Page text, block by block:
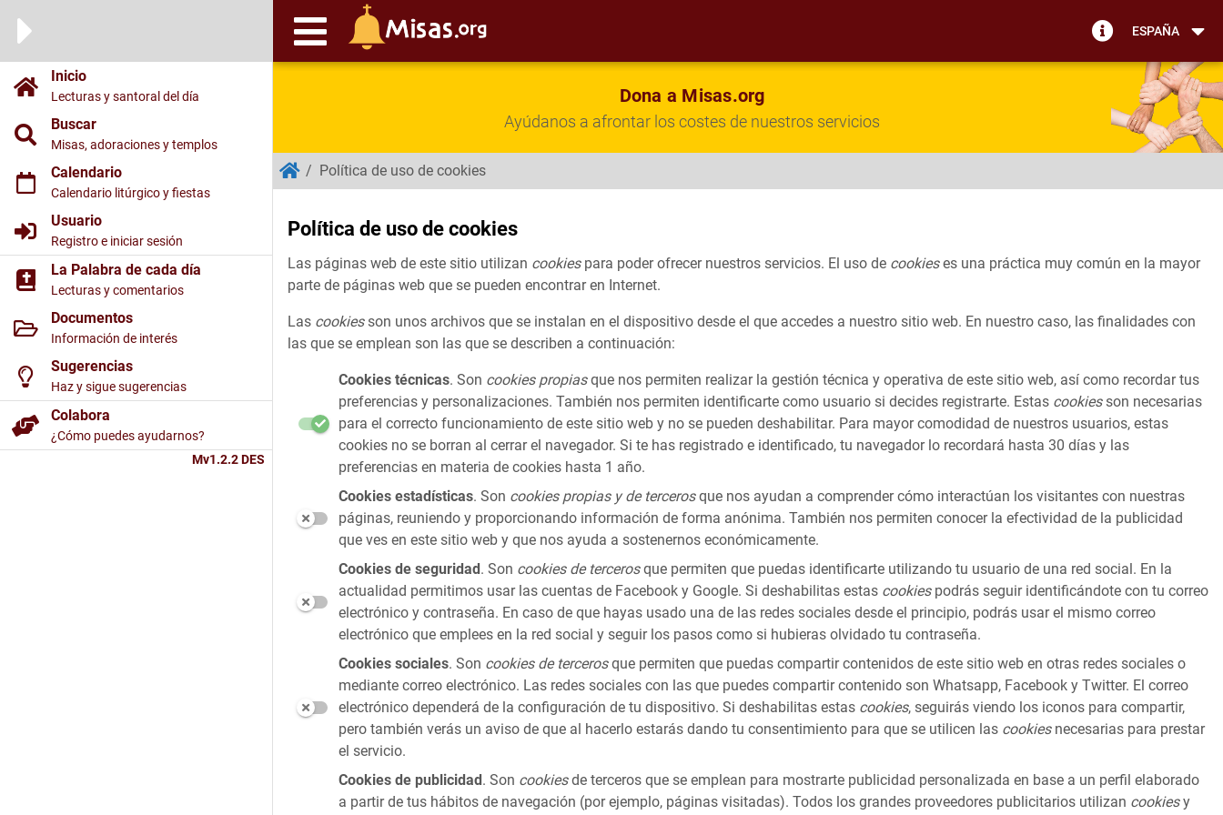
ESPAÑA
Inicio
Lecturas y santoral del día
Buscar
Misas, adoraciones y templos
Calendario
Calendario litúrgico y fiestas
Usuario
Registro e iniciar sesión
La Palabra de cada día
Lecturas y comentarios
Documentos
Información de interés
Sugerencias
Haz y sigue sugerencias
Colabora
¿Cómo puedes ayudarnos?
Mv1.2.2 DES
Dona a Misas.org
Ayúdanos a afrontar los costes de nuestros servicios
/ Política de uso de cookies
Política de uso de cookies
Las páginas web de este sitio utilizan cookiespara poder ofrecer nuestros servicios. El uso de cookieses una práctica muy común en la mayor
parte de páginas web que se pueden encontrar en Internet.
Las cookiesson unos archivos que se instalan en el dispositivo desde el que accedes a nuestro sitio web. En nuestro caso, las finalidades con
las que se emplean son las que se describen a continuación:
Cookies técnicas. Son cookies propiasque nos permiten realizar la gestión técnica y operativa de este sitio web, así como recordar tus
preferencias y personalizaciones. También nos permiten identificarte como usuario si decides registrarte. Estas cookiesson necesarias
para el correcto funcionamiento de este sitio web y no se pueden deshabilitar. Para mayor comodidad de nuestros usuarios, estas
cookies no se borran al cerrar el navegador. Si te has registrado e identificado, tu navegador lo recordará hasta 30 días y las
preferencias en materia de cookies hasta 1 año.
Cookies estadísticas. Son cookies propias y de tercerosque nos ayudan a comprender cómo interactúan los visitantes con nuestras
páginas, reuniendo y proporcionando información de forma anónima. También nos permiten conocer la efectividad de la publicidad
que ves en este sitio web y que nos ayuda a sostenernos económicamente.
Cookies de seguridad. Son cookies de tercerosque permiten que puedas identificarte utilizando tu usuario de una red social. En la
actualidad permitimos usar las cuentas de Facebook y Google. Si deshabilitas estas cookiespodrás seguir identificándote con tu correo
electrónico y contraseña. En caso de que hayas usado una de las redes sociales desde el principio, podrás usar el mismo correo
electrónico que emplees en la red social y seguir los pasos como si hubieras olvidado tu contraseña.
Cookies sociales. Son cookies de tercerosque permiten que puedas compartir contenidos de este sitio web en otras redes sociales o
mediante correo electrónico. Las redes sociales con las que puedes compartir contenido son Whatsapp, Facebook y Twitter. El correo
electrónico dependerá de la configuración de tu dispositivo. Si deshabilitas estas cookies, seguirás viendo los iconos para compartir,
pero también verás un aviso de que al hacerlo estarás dando tu consentimiento para que se utilicen las cookiesnecesarias para prestar
el servicio.
Cookies de publicidad. Son cookiesde terceros que se emplean para mostrarte publicidad personalizada en base a un perfil elaborado
a partir de tus hábitos de navegación (por ejemplo, páginas visitadas). Todos los grandes proveedores publicitarios utilizan cookiesy